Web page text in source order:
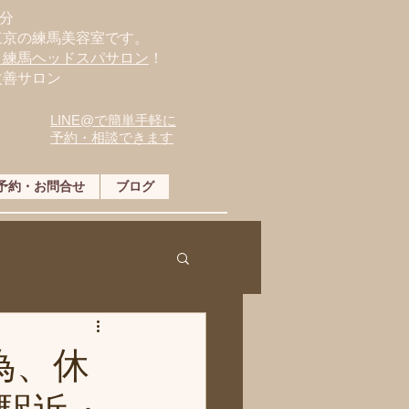
の練馬美容室です。
馬ヘッドスパサロン ！
サロン
LINE@で簡単手軽に
予約・相談できます
約・お問合せ ブログ
、休